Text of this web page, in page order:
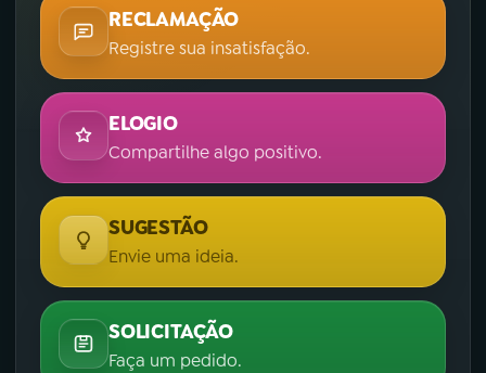
RECLAMAÇÃO
Registre sua insatisfação.
ELOGIO
Compartilhe algo positivo.
SUGESTÃO
Envie uma ideia.
SOLICITAÇÃO
Faça um pedido.